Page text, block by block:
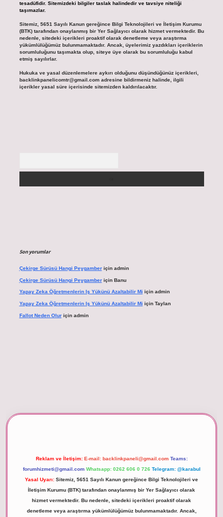
tesadüfidir. Sitemizdeki bilgiler taslak halindedir ve tavsiye niteliği
taşımazlar.
Sitemiz, 5651 Sayılı Kanun gereğince Bilgi Teknolojileri ve İletişim Kurumu
(BTK) tarafından onaylanmış bir Yer Sağlayıcı olarak hizmet vermektedir. Bu
nedenle, sitedeki içerikleri proaktif olarak denetleme veya araştırma
yükümlülüğümüz bulunmamaktadır. Ancak, üyelerimiz yazdıkları içeriklerin
sorumluluğunu taşımakta olup, siteye üye olarak bu sorumluluğu kabul
etmiş sayılırlar.
Hukuka ve yasal düzenlemelere aykırı olduğunu düşündüğünüz içerikleri,
backlinkpanelicomtr@gmail.comadresine bildirmeniz halinde, ilgili
içerikler yasal süre içerisinde sitemizden kaldırılacaktır.
Son yorumlar
Çekirge Sürüsü Hangi Peygamberiçin admin
Çekirge Sürüsü Hangi Peygamberiçin Banu
Yapay Zeka Öğretmenlerin Iş Yükünü Azaltabilir Mi için admin
Yapay Zeka Öğretmenlerin Iş Yükünü Azaltabilir Mi için Taylan
Fallot Neden Oluriçin admin
Reklam ve İletişim: E-mail: backlinkpaneli@gmail.com Teams:
forumhizmeti@gmail.com Whatsapp: 0262 606 0 726 Telegram: @karabul
Yasal Uyarı: Sitemiz, 5651 Sayılı Kanun gereğince Bilgi Teknolojileri ve
İletişim Kurumu (BTK) tarafından onaylanmış bir Yer Sağlayıcı olarak
hizmet vermektedir. Bu nedenle, sitedeki içerikleri proaktif olarak
denetleme veya araştırma yükümlülüğümüz bulunmamaktadır. Ancak,